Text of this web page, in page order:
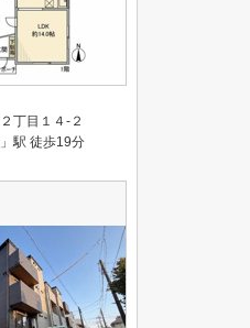
丁目１４-２
駅 徒歩19分